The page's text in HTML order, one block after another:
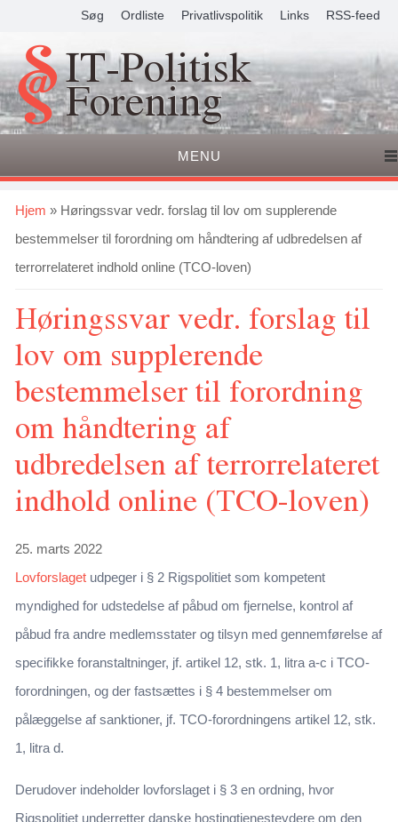
Søg Ordliste Privatlivspolitik Links RSS-feed
IT-Politisk
Forening
MENU
Du er her
Hjem » Høringssvar vedr. forslag til lov om supplerende
bestemmelser til forordning om håndtering af udbredelsen af
terrorrelateret indhold online (TCO-loven)
Høringssvar vedr. forslag til
lov om supplerende
bestemmelser til forordning
om håndtering af
udbredelsen af terrorrelateret
indhold online (TCO-loven)
25. marts 2022
Lovforslaget udpeger i § 2 Rigspolitiet som kompetent
myndighed for udstedelse af påbud om fjernelse, kontrol af
påbud fra andre medlemsstater og tilsyn med gennemførelse af
specifikke foranstaltninger, jf. artikel 12, stk. 1, litra a-c i TCO-
forordningen, og der fastsættes i § 4 bestemmelser om
pålæggelse af sanktioner, jf. TCO-forordningens artikel 12, stk.
1, litra d.
Derudover indeholder lovforslaget i § 3 en ordning, hvor
Rigspolitiet underretter danske hostingtjenesteydere om den